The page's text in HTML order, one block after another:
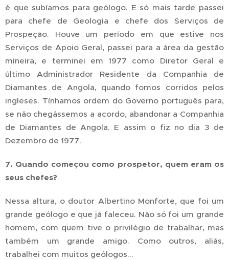
é que subíamos para geólogo. E só mais tarde passei
para chefe de Geologia e chefe dos Serviços de
Prospeção. Houve um período em que estive nos
Serviços de Apoio Geral, passei para a área da gestão
mineira, e terminei em 1977 como Diretor Geral e
último Administrador Residente da Companhia de
Diamantes de Angola, quando fomos corridos pelos
ingleses. Tínhamos ordem do Governo português para,
se não chegássemos a acordo, abandonar a Companhia
de Diamantes de Angola. E assim o fiz no dia 3 de
Dezembro de 1977.
7. Quando começou como prospetor, quem eram os
seus chefes?
Nessa altura, o doutor Albertino Monforte, que foi um
grande geólogo e que já faleceu. Não só foi um grande
homem, com quem tive o privilégio de trabalhar, mas
também um grande amigo. Como outros, aliás,
trabalhei com muitos geólogos...